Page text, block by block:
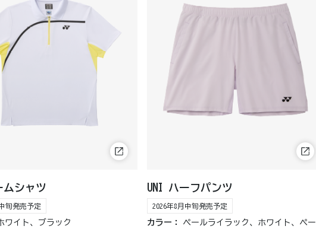
ムシャツ
旬発売予定
ワイト、ブラック
UNI ハーフパンツ
2026年8月中旬発売予定
カラー：
ペールライラック、ホワイト、ペー